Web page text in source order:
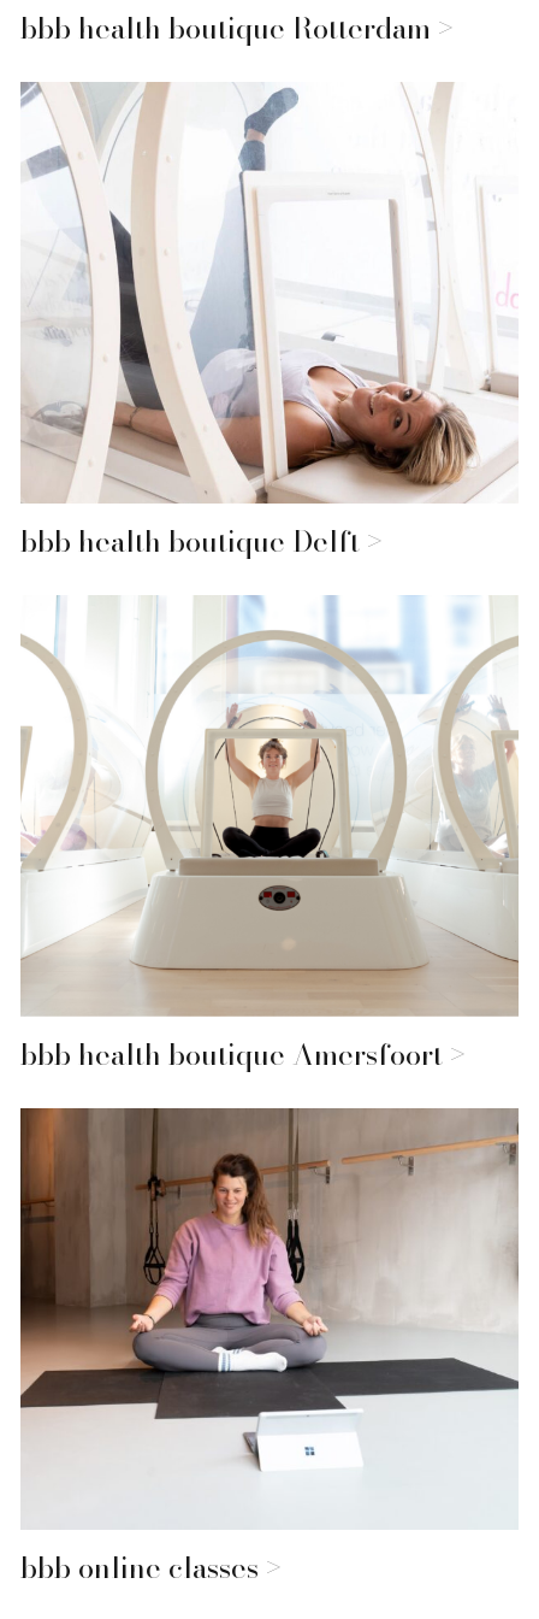
bbb health boutique Rotterdam
bbb health boutique Delft
bbb health boutique Amersfoort
bbb online classes